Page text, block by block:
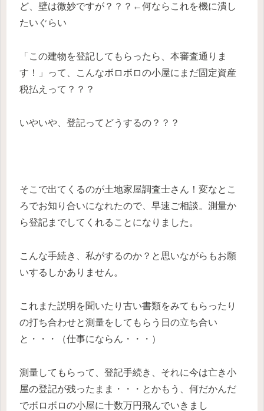
ど、壁は微妙ですが？？？←何ならこれを機に潰し
たいぐらい
「この建物を登記してもらったら、本審査通りま
す！」って、こんなボロボロの小屋にまだ固定資産
税払えって？？？
いやいや、登記ってどうするの？？？
そこで出てくるのが土地家屋調査士さん！変なとこ
ろでお知り合いになれたので、早速ご相談。測量か
ら登記までしてくれることになりました。
こんな手続き、私がするのか？と思いながらもお願
いするしかありません。
これまた説明を聞いたり古い書類をみてもらったり
の打ち合わせと測量をしてもらう日の立ち合い
と・・・（仕事にならん・・・）
測量してもらって、登記手続き、それに今は亡き小
屋の登記が残ったまま・・・とかもう、何だかんだ
でボロボロの小屋に十数万円飛んでいきまし